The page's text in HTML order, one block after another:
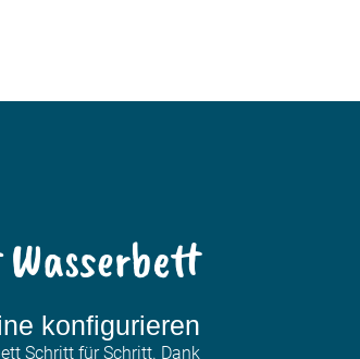
konfigurieren
Schritt für Schritt. Dank